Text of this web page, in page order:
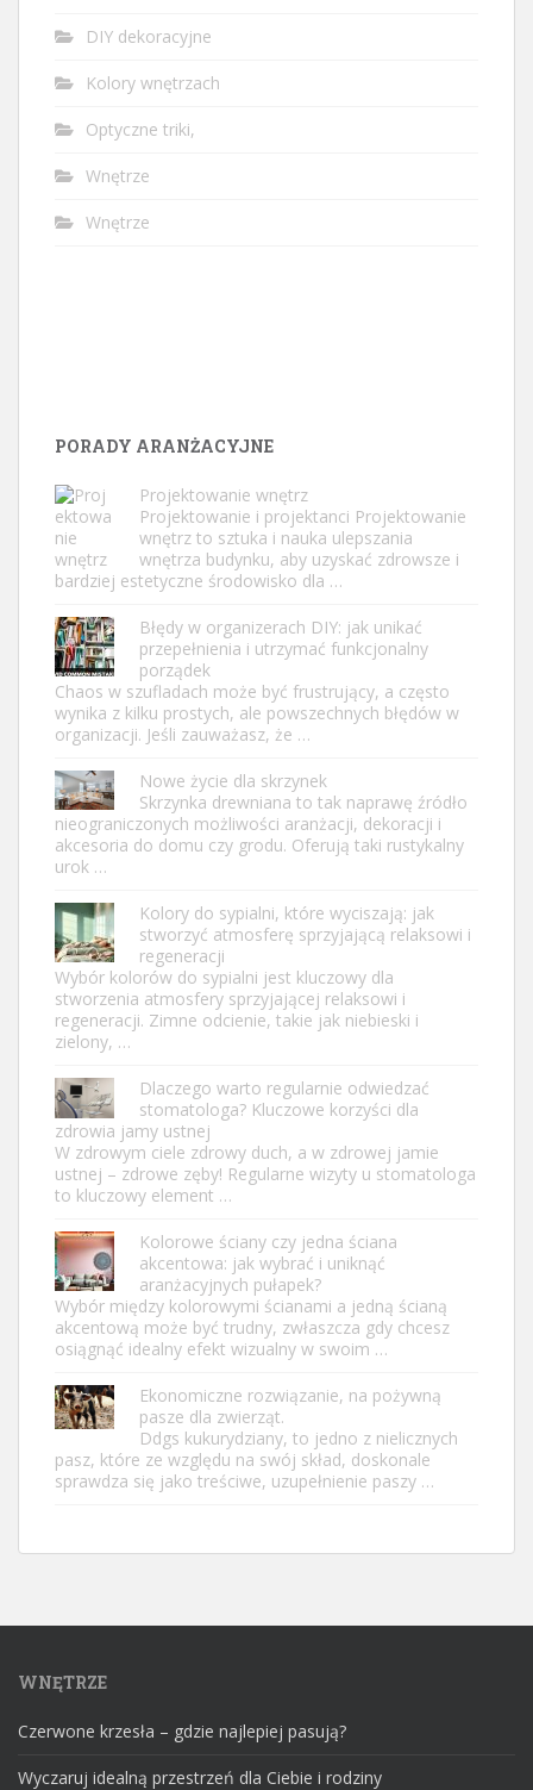
DIY dekoracyjne
Kolory wnętrzach
Optyczne triki,
Wnętrze
Wnętrze
PORADY ARANŻACYJNE
Projektowanie wnętrz
Projektowanie i projektanci Projektowanie
wnętrz to sztuka i nauka ulepszania
wnętrza budynku, aby uzyskać zdrowsze i
bardziej estetyczne środowisko dla …
Błędy w organizerach DIY: jak unikać
przepełnienia i utrzymać funkcjonalny
porządek
Chaos w szufladach może być frustrujący, a często
wynika z kilku prostych, ale powszechnych błędów w
organizacji. Jeśli zauważasz, że …
Nowe życie dla skrzynek
Skrzynka drewniana to tak naprawę źródło
nieograniczonych możliwości aranżacji, dekoracji i
akcesoria do domu czy grodu. Oferują taki rustykalny
urok …
Kolory do sypialni, które wyciszają: jak
stworzyć atmosferę sprzyjającą relaksowi i
regeneracji
Wybór kolorów do sypialni jest kluczowy dla
stworzenia atmosfery sprzyjającej relaksowi i
regeneracji. Zimne odcienie, takie jak niebieski i
zielony, …
Dlaczego warto regularnie odwiedzać
stomatologa? Kluczowe korzyści dla
zdrowia jamy ustnej
W zdrowym ciele zdrowy duch, a w zdrowej jamie
ustnej – zdrowe zęby! Regularne wizyty u stomatologa
to kluczowy element …
Kolorowe ściany czy jedna ściana
akcentowa: jak wybrać i uniknąć
aranżacyjnych pułapek?
Wybór między kolorowymi ścianami a jedną ścianą
akcentową może być trudny, zwłaszcza gdy chcesz
osiągnąć idealny efekt wizualny w swoim …
Ekonomiczne rozwiązanie, na pożywną
pasze dla zwierząt.
Ddgs kukurydziany, to jedno z nielicznych
pasz, które ze względu na swój skład, doskonale
sprawdza się jako treściwe, uzupełnienie paszy …
WNĘTRZE
Czerwone krzesła – gdzie najlepiej pasują?
Wyczaruj idealną przestrzeń dla Ciebie i rodziny